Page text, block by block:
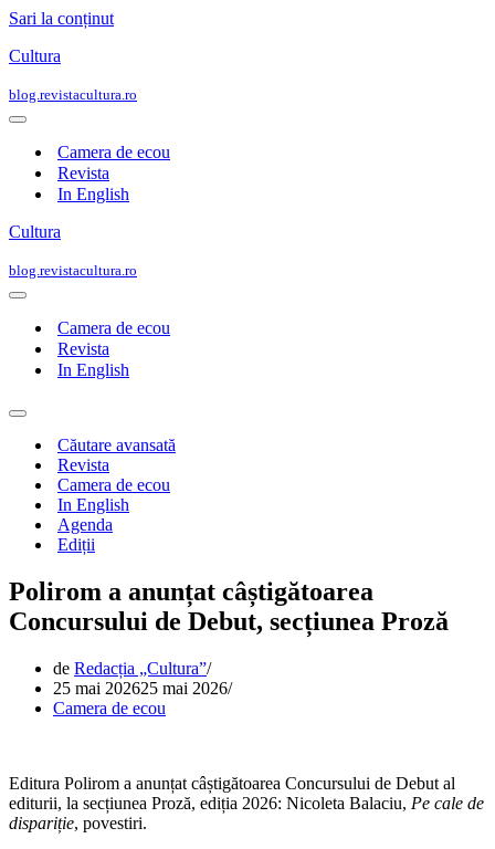
Sari la conținut
Cultura
blog.revistacultura.ro
Meniu
navigareCamera de ecou
Revista
In English
Cultura
blog.revistacultura.ro
Meniu
navigareCamera de ecou
Revista
In English
Meniu
navigareCăutare avansată
Revista
Camera de ecou
In English
Agenda
Ediții
Polirom a anunțat câștigătoarea
Concursului de Debut, secțiunea Proză
de Redacția „Cultura”
25 mai 202625 mai 2026
Camera de ecou
Editura Polirom a anunțat câștigătoarea Concursului de Debut al
editurii, la secțiunea Proză, ediția 2026: Nicoleta Balaciu, Pe cale de
dispariție, povestiri.